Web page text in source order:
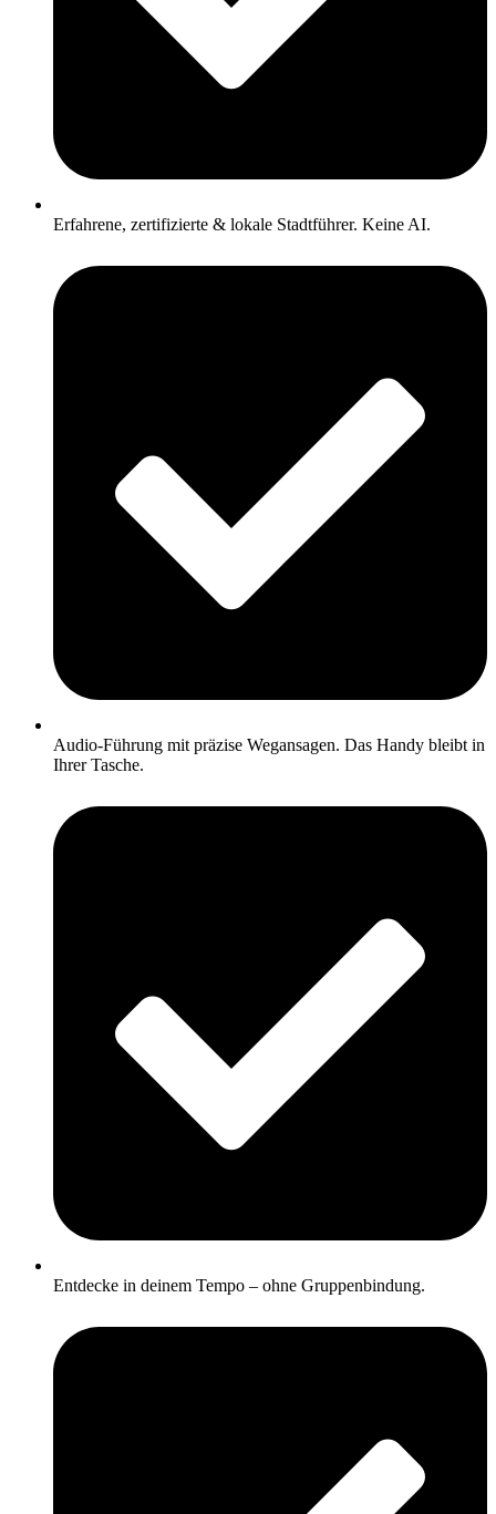
Erfahrene, zertifizierte & lokale Stadtführer. Keine AI.
Audio-Führung mit präzise Wegansagen. Das Handy bleibt in
Ihrer Tasche.
Entdecke in deinem Tempo – ohne Gruppenbindung.